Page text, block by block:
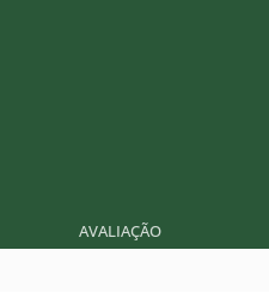
AVALIAÇÃO